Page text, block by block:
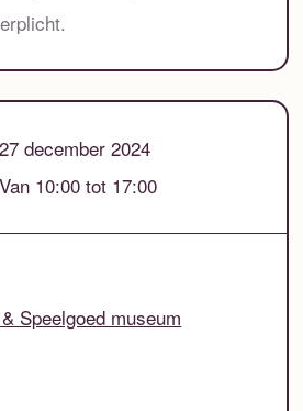
27 december 2024
Van 10:00 tot 17:00
Speelgoed museum